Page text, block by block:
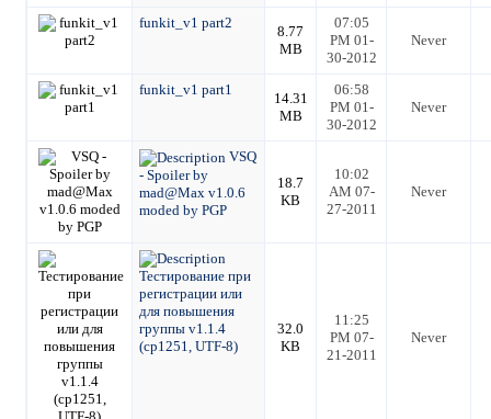
funkit_v1 part2
8.77
MB
07:05
PM 01-
30-2012
Never
funkit_v1 part1
14.31
MB
06:58
PM 01-
30-2012
Never
VSQ
- Spoiler by
mad@Max v1.0.6
moded by PGP
18.7
KB
10:02
AM 07-
27-2011
Never
Тестирование при
регистрации или
для повышения
группы v1.1.4
(cp1251, UTF-8)
32.0
KB
11:25
PM 07-
21-2011
Never